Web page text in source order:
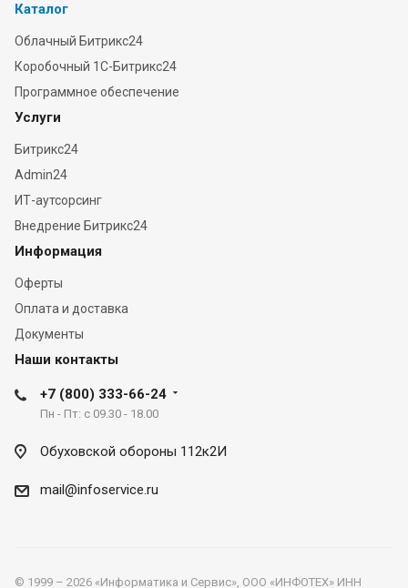
Каталог
Облачный Битрикс24
Коробочный 1С-Битрикс24
Программное обеспечение
Услуги
Битрикс24
Admin24
ИТ-аутсорсинг
Внедрение Битрикс24
Информация
Оферты
Оплата и доставка
Документы
Наши контакты
+7 (800) 333-66-24
Пн - Пт: с 09.30 - 18.00
Обуховской обороны 112к2И
mail@infoservice.ru
© 1999 – 2026 «Информатика и Сервис», ООО «ИНФОТЕХ» ИНН